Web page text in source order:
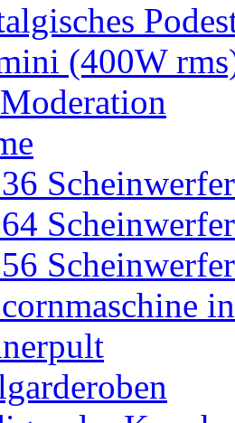
(400W
Scheinwerfer
Scheinwerfer
Scheinwerfer